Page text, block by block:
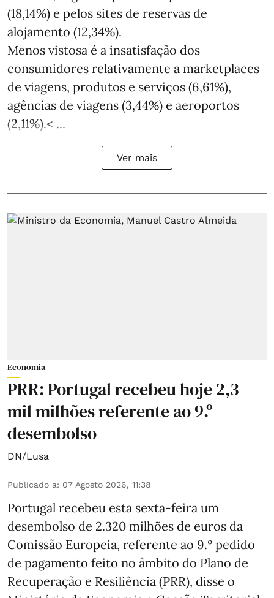
(18,14%) e pelos sites de reservas de
alojamento (12,34%).
Menos vistosa é a insatisfação dos
consumidores relativamente a marketplaces
de viagens, produtos e serviços (6,61%),
agências de viagens (3,44%) e aeroportos
(2,11%).< ...
Ver mais
Economia
PRR: Portugal recebeu hoje 2,3
mil milhões referente ao 9.º
desembolso
DN/Lusa
Publicado a: 07 Agosto 2026, 11:38
Portugal recebeu esta sexta-feira um
desembolso de 2.320 milhões de euros da
Comissão Europeia, referente ao 9.º pedido
de pagamento feito no âmbito do Plano de
Recuperação e Resiliência (PRR), disse o